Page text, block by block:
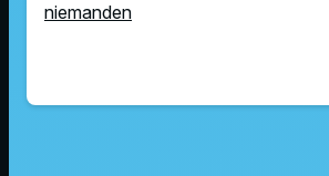
niemanden